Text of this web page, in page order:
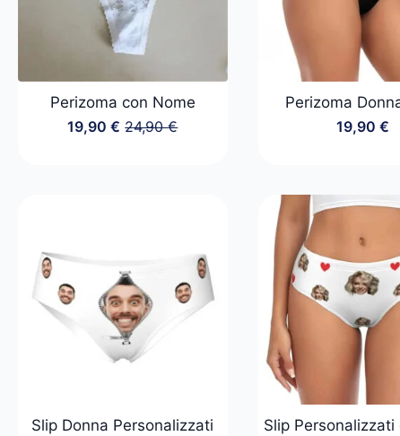
Perizoma con Nome
24,90€
Il
19,90€ Il
Perizoma
19,90 €
Slip Donna Personalizzati
Slip Personalizzati